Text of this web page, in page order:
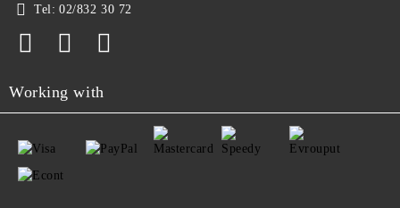
Tel: 02/832 30 72
Working with